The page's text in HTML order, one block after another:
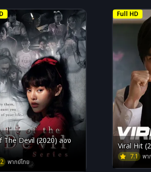
The Devil (2020) ลอง
พากย์ไทย
Full HD
Viral Hit
7.1 พา